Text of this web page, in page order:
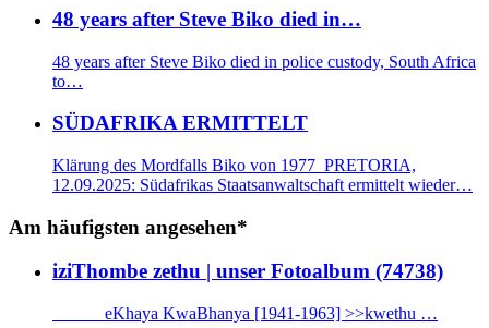
48 years after Steve Biko died in…
48 years after Steve Biko died in police custody, South Africa
to…
SÜDAFRIKA ERMITTELT
Klärung des Mordfalls Biko von 1977 PRETORIA,
12.09.2025: Südafrikas Staatsanwaltschaft ermittelt wieder…
Am häufigsten angesehen*
iziThombe zethu | unser Fotoalbum (74738)
eKhaya KwaBhanya [1941-1963] >>kwethu …